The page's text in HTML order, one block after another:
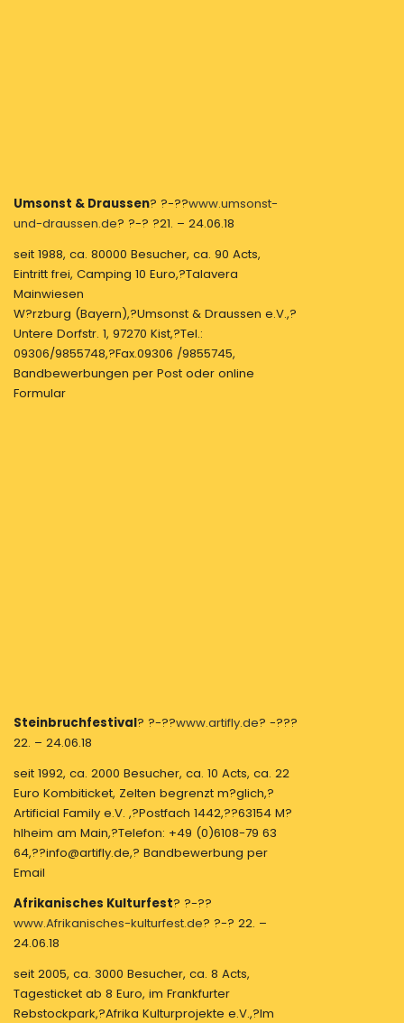
Umsonst & Draussen? ?-??www.umsonst-
und-draussen.de? ?-? ?21. – 24.06.18
seit 1988, ca. 80000 Besucher, ca. 90 Acts,
Eintritt frei, Camping 10 Euro,?Talavera
Mainwiesen
W?rzburg (Bayern),?Umsonst & Draussen e.V.,?
Untere Dorfstr. 1, 97270 Kist,?Tel.:
09306/9855748,?Fax.09306 /9855745,
Bandbewerbungen per Post oder online
Formular
Steinbruchfestival? ?-??www.artifly.de? -???
22. – 24.06.18
seit 1992, ca. 2000 Besucher, ca. 10 Acts, ca. 22
Euro Kombiticket, Zelten begrenzt m?glich,?
Artificial Family e.V. ,?Postfach 1442,??63154 M?
hlheim am Main,?Telefon: +49 (0)6108-79 63
64,??info@artifly.de,? Bandbewerbung per
Email
Afrikanisches Kulturfest? ?-??
www.Afrikanisches-kulturfest.de? ?-? 22. –
24.06.18
seit 2005, ca. 3000 Besucher, ca. 8 Acts,
Tagesticket ab 8 Euro, im Frankfurter
Rebstockpark,?Afrika Kulturprojekte e.V.,?Im